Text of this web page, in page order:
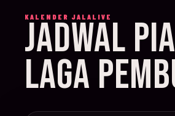
KALENDER JALALIVE
JADWAL
LAGA